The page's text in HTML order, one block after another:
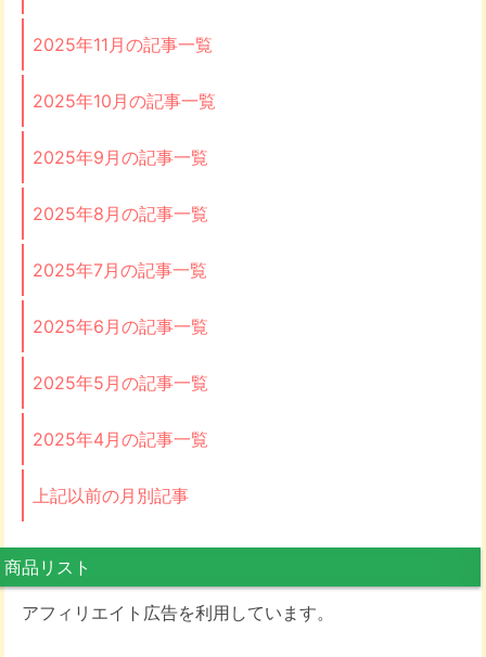
2025年11月の記事一覧
2025年10月の記事一覧
2025年9月の記事一覧
2025年8月の記事一覧
2025年7月の記事一覧
2025年6月の記事一覧
2025年5月の記事一覧
2025年4月の記事一覧
上記以前の月別記事
商品リスト
アフィリエイト広告を利用しています。